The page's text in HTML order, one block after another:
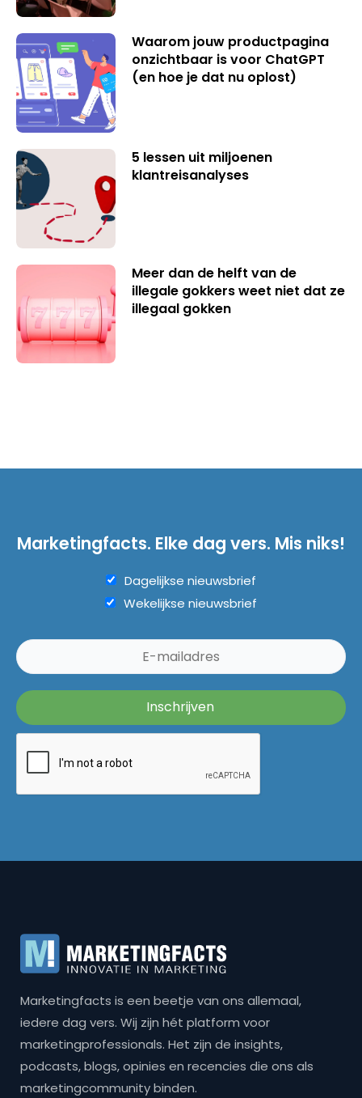
Waarom jouw productpagina
onzichtbaar is voor ChatGPT
(en hoe je dat nu oplost)
5 lessen uit miljoenen
klantreisanalyses
Meer dan de helft van de
illegale gokkers weet niet dat ze
illegaal gokken
Marketingfacts. Elke dag vers. Mis niks!
Dagelijkse nieuwsbrief
Wekelijkse nieuwsbrief
Marketingfacts is een beetje van ons allemaal,
iedere dag vers. Wij zijn hét platform voor
marketingprofessionals. Het zijn de insights,
podcasts, blogs, opinies en recencies die ons als
marketingcommunity binden.